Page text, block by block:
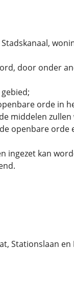
door onder
orde in
middelen
openbare orde
ingezet kan
Stationslaan en